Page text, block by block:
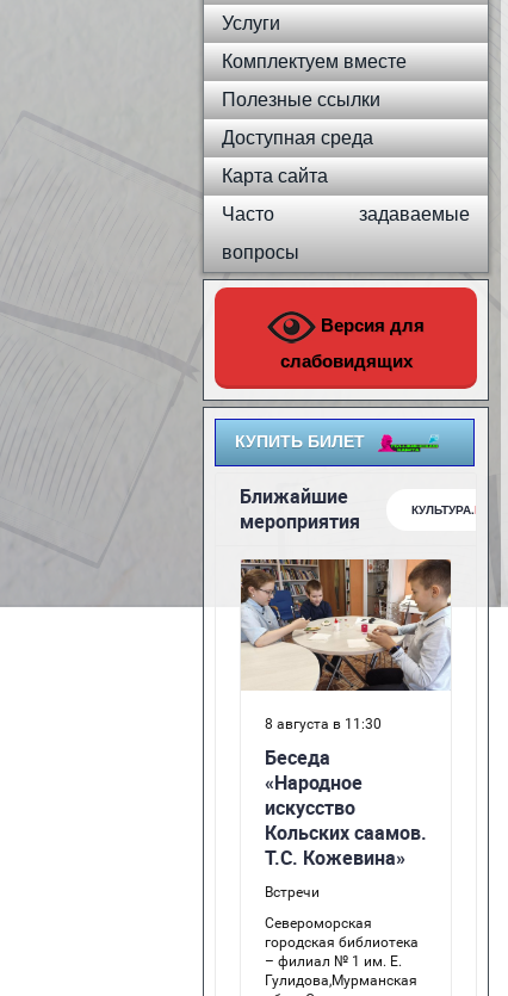
Услуги
Комплектуем вместе
Полезные ссылки
Доступная среда
Карта сайта
Часто задаваемые
вопросы
Версия для
слабовидящих
КУПИТЬ БИЛЕТ